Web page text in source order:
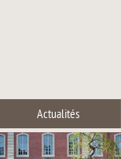
Actualités